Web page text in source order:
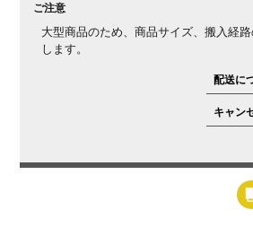
ご注意
大型商品のため、商品サイズ、搬入経
します。
配送に
キャ